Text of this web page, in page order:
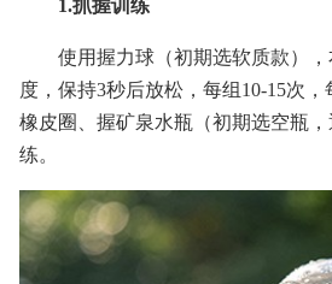
1.抓握训练
使用握力球（初期选软质款）
度，保持3秒后放松，每组10-15次
橡皮圈、握矿泉水瓶（初期选空瓶
练。